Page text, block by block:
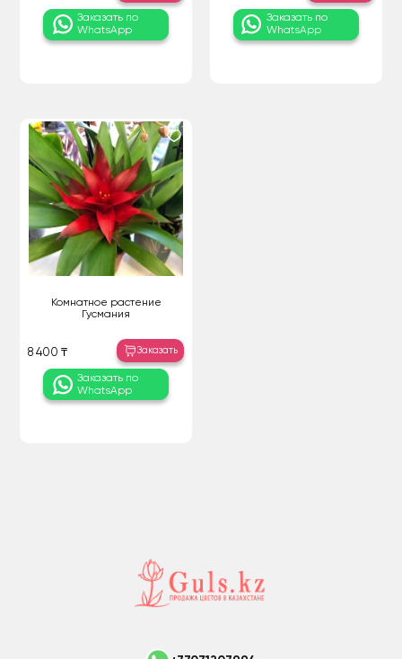
Заказать по
WhatsApp
Заказать по
WhatsApp
Комнатное растение
Гусмания
8 400 ₸ Заказать
Заказать по
WhatsApp